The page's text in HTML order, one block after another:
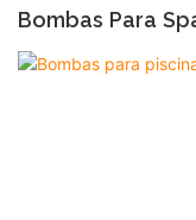
Bombas Para